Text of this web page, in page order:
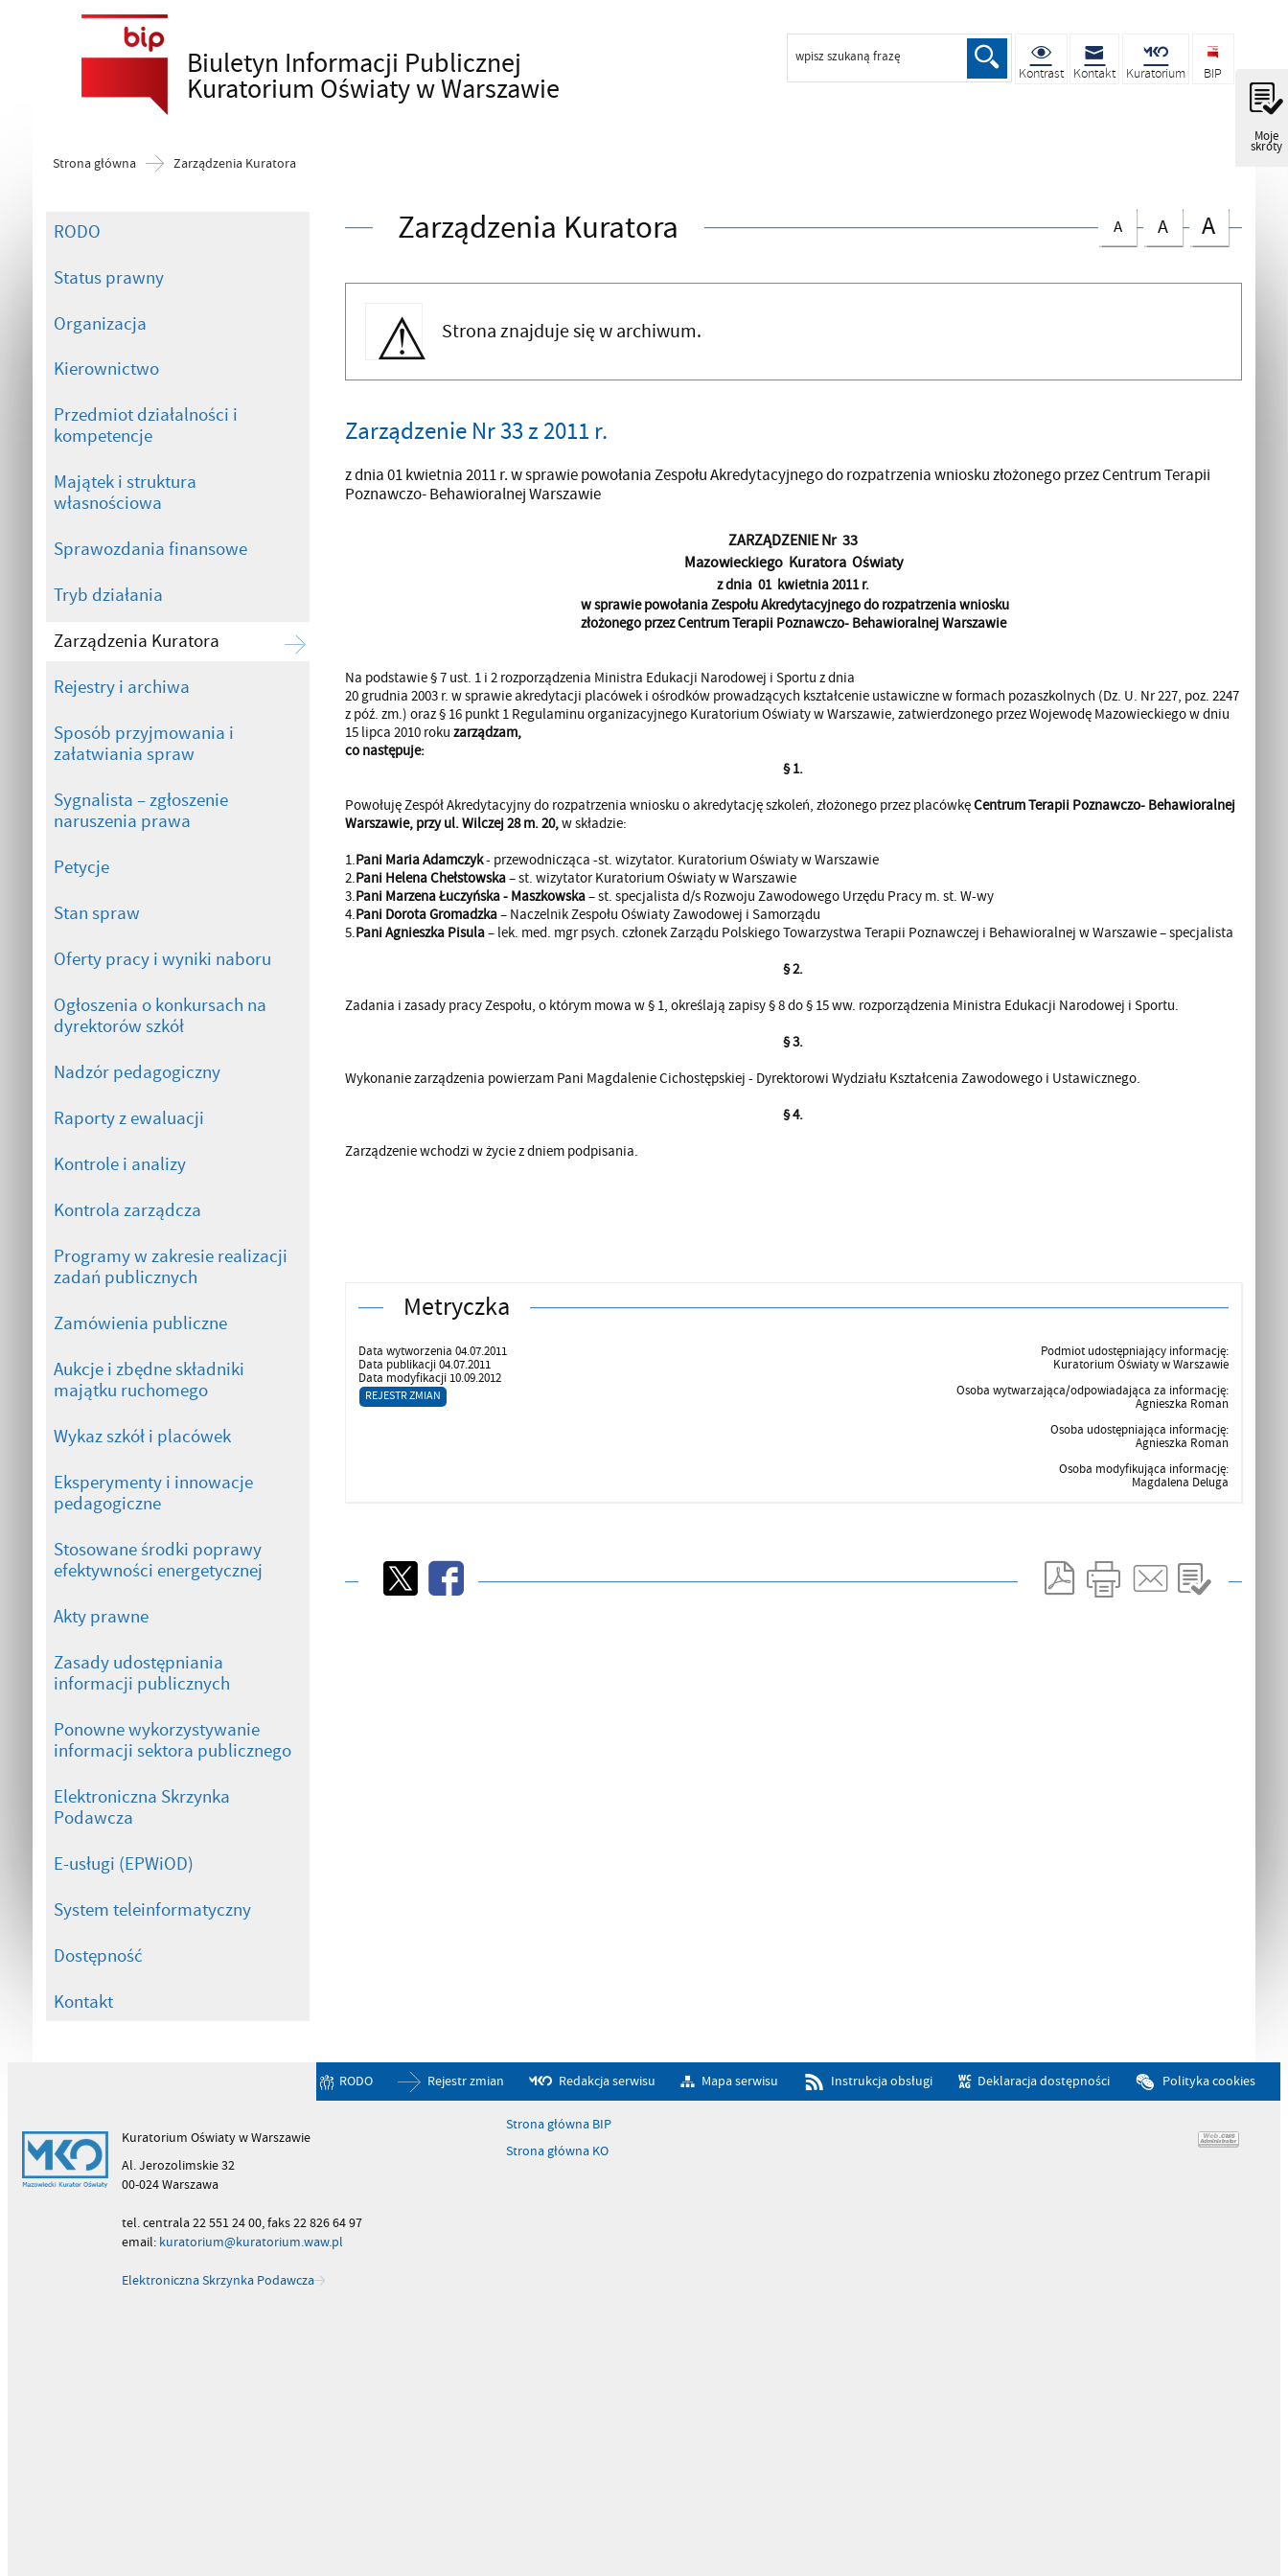
Moje
skróty
Biuletyn Informacji Publicznej
Kuratorium Oświaty w Warszawie
wpisz szukaną frazę
Szukaj
Kontrast Kontakt Kuratorium BIP
Strona główna Zarządzenia Kuratora
RODO
Status prawny
Organizacja
Kierownictwo
Przedmiot działalności i
kompetencje
Majątek i struktura
własnościowa
Sprawozdania finansowe
Tryb działania
Zarządzenia Kuratora
Rejestry i archiwa
Sposób przyjmowania i
załatwiania spraw
Sygnalista – zgłoszenie
naruszenia prawa
Petycje
Stan spraw
Oferty pracy i wyniki naboru
Ogłoszenia o konkursach na
dyrektorów szkół
Nadzór pedagogiczny
Raporty z ewaluacji
Kontrole i analizy
Kontrola zarządcza
Programy w zakresie realizacji
zadań publicznych
Zamówienia publiczne
Aukcje i zbędne składniki
majątku ruchomego
Wykaz szkół i placówek
Eksperymenty i innowacje
pedagogiczne
Stosowane środki poprawy
efektywności energetycznej
Akty prawne
Zasady udostępniania
informacji publicznych
Ponowne wykorzystywanie
informacji sektora publicznego
Elektroniczna Skrzynka
Podawcza
E-usługi (EPWiOD)
System teleinformatyczny
Dostępność
Kontakt
Zarządzenia Kuratora A A A
Strona znajduje się w archiwum.
Zarządzenie Nr 33 z 2011 r.
z dnia 01 kwietnia 2011 r. w sprawie powołania Zespołu Akredytacyjnego do rozpatrzenia wniosku złożonego przez Centrum Terapii
Poznawczo- Behawioralnej Warszawie
ZARZĄDZENIE Nr 33
Mazowieckiego Kuratora Oświaty
z dnia 01 kwietnia 2011 r.
w sprawie powołania Zespołu Akredytacyjnego do rozpatrzenia wniosku
złożonego przez Centrum Terapii Poznawczo- Behawioralnej Warszawie
Na podstawie § 7 ust. 1 i 2 rozporządzenia Ministra Edukacji Narodowej i Sportu z dnia
20 grudnia 2003 r. w sprawie akredytacji placówek i ośrodków prowadzących kształcenie ustawiczne w formach pozaszkolnych (Dz. U. Nr 227, poz. 2247
z póź. zm.) oraz § 16 punkt 1 Regulaminu organizacyjnego Kuratorium Oświaty w Warszawie, zatwierdzonego przez Wojewodę Mazowieckiego w dniu
15 lipca 2010 rokuzarządzam,
co następuje:
§ 1.
Powołuję Zespół Akredytacyjny do rozpatrzenia wniosku o akredytację szkoleń, złożonego przez placówkęCentrum Terapii Poznawczo- Behawioralnej
Warszawie, przy ul. Wilczej 28 m. 20,w składzie:
1.Pani Maria Adamczyk- przewodnicząca -st. wizytator. Kuratorium Oświaty w Warszawie
2.Pani Helena Chełstowska– st. wizytator Kuratorium Oświaty w Warszawie
3.Pani Marzena Łuczyńska - Maszkowska– st. specjalista d/s Rozwoju Zawodowego Urzędu Pracy m. st. W-wy
4.Pani Dorota Gromadzka– Naczelnik Zespołu Oświaty Zawodowej i Samorządu
5.Pani Agnieszka Pisula– lek. med. mgr psych. członek Zarządu Polskiego Towarzystwa Terapii Poznawczej i Behawioralnej w Warszawie – specjalista
§ 2.
Zadania i zasady pracy Zespołu, o którym mowa w § 1, określają zapisy § 8 do § 15 ww. rozporządzenia Ministra Edukacji Narodowej i Sportu.
§ 3.
Wykonanie zarządzenia powierzam Pani Magdalenie Cichostępskiej - Dyrektorowi Wydziału Kształcenia Zawodowego i Ustawicznego.
§ 4.
Zarządzenie wchodzi w życie z dniem podpisania.
Metryczka
Data wytworzenia 04.07.2011
Data publikacji 04.07.2011
Data modyfikacji 10.09.2012
REJESTR ZMIAN
Podmiot udostępniający informację:
Kuratorium Oświaty w Warszawie
Osoba wytwarzająca/odpowiadająca za informację:
Agnieszka Roman
Osoba udostępniająca informację:
Agnieszka Roman
Osoba modyfikująca informację:
Magdalena Deluga
RODO Rejestr zmian Redakcja serwisu Mapa serwisu Instrukcja obsługi Deklaracja dostępności Polityka cookies
Kuratorium Oświaty w Warszawie
Al. Jerozolimskie 32
00-024 Warszawa
tel. centrala 22 551 24 00, faks 22 826 64 97
email: kuratorium@kuratorium.waw.pl
Elektroniczna Skrzynka Podawcza
Strona główna BIP
Strona główna KO